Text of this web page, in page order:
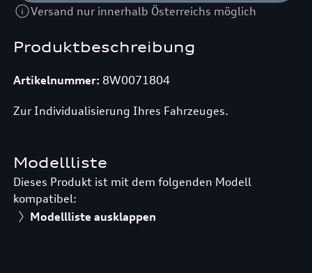
Produktbeschreibung
Artikelnummer: 8W0071804
Zur Individualisierung Ihres Fahrzeuges.
Modellliste
Dieses Produkt ist mit dem folgenden Modell
kompatibel:
Modellliste ausklappen
Versand nur innerhalb Österreichs möglich